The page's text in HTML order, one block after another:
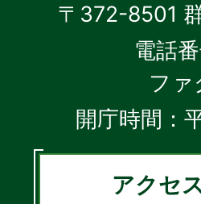
〒372-8501
電話
フ
開庁時間：
アクセ